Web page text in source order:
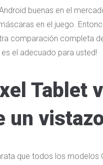
buenas en el
en el juego.
comparación completa
el adecuado para usted!
Tablet
un
que todos los modelos